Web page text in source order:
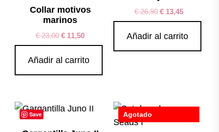
Collar motivos
marinos
€23,00 € 11,50
Añadir al carrito
€26,90 €13,45
Añadir al carrito
Save Save
Agotado